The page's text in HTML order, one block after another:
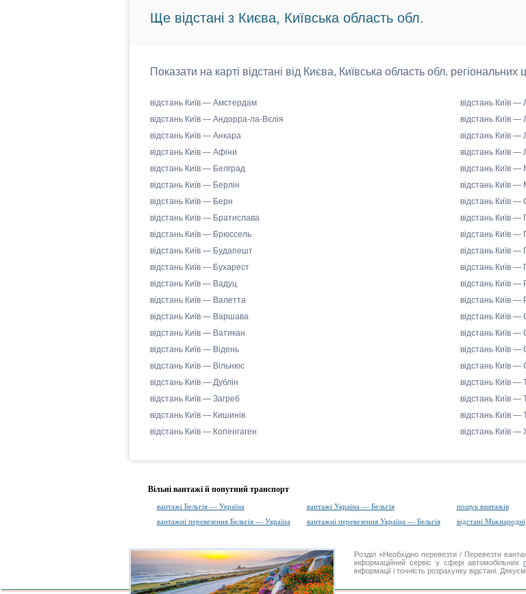
Ще відстані з Києва, Київська область обл.
Показати на карті відстані від Києва, Київська область обл.
відстань Київ — Амстердам
відстань Київ — Андорра-ла-Вєлія
відстань Київ — Анкара
відстань Київ — Афіни
відстань Київ — Белград
відстань Київ — Берлін
відстань Київ — Берн
відстань Київ — Братислава
відстань Київ — Брюссель
відстань Київ — Будапешт
відстань Київ — Бухарест
відстань Київ — Вадуц
відстань Київ — Валетта
відстань Київ — Варшава
відстань Київ — Ватикан
відстань Київ — Відень
відстань Київ — Вільнюс
відстань Київ — Дублін
відстань Київ — Загреб
відстань Київ — Кишинів
відстань Київ — Копенгаген
відстань Київ —
відстань Київ —
відстань Київ
відстань Київ —
відстань Київ
відстань Київ —
відстань Київ —
відстань Київ
відстань Київ —
відстань Київ —
відстань Київ —
відстань Київ —
відстань Київ —
відстань Київ —
відстань Київ —
відстань Київ —
відстань Київ —
відстань Київ —
відстань Київ —
відстань Київ —
відстань Київ —
Вільні вантажі й попутний транспорт
вантажі Бельгія — Україна вантажі Україна — Бельгія
пошук вантажів
вантажні перевезення Бельгія — Україна
вантажні перевезення Україна — Бельгія відстані Міжнародні
Розділ «Необхідно перевезти / Перевезти
інформаційний сервіс у сфері автомобільних
інформації і точність розрахунку відстані.